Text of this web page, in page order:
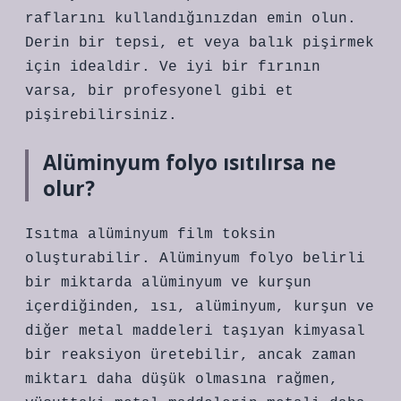
raflarını kullandığınızdan emin olun.
Derin bir tepsi, et veya balık pişirmek
için idealdir. Ve iyi bir fırının
varsa, bir profesyonel gibi et
pişirebilirsiniz.
Alüminyum folyo ısıtılırsa ne
olur?
Isıtma alüminyum film toksin
oluşturabilir. Alüminyum folyo belirli
bir miktarda alüminyum ve kurşun
içerdiğinden, ısı, alüminyum, kurşun ve
diğer metal maddeleri taşıyan kimyasal
bir reaksiyon üretebilir, ancak zaman
miktarı daha düşük olmasına rağmen,